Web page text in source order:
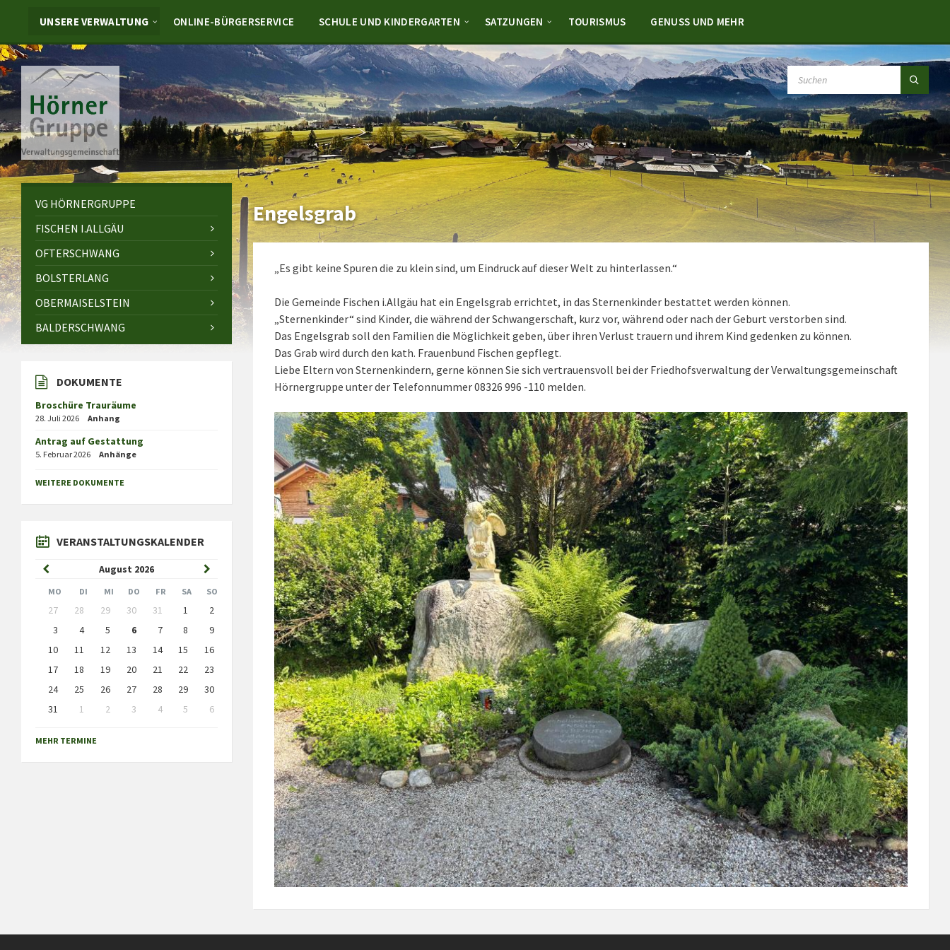
sidebar
UNSERE VERWALTUNG ONLINE-BÜRGERSERVICE SCHULE UND KINDERGARTEN SATZUNGEN TOURISMUS GENUSS UND MEHR
SEARCH:
Engelsgrab
„Es gibt keine Spuren die zu klein sind, um Eindruck auf dieser Welt zu hinterlassen.“
Die Gemeinde Fischen i.Allgäu hat ein Engelsgrab errichtet, in das Sternenkinder bestattet werden können.
„Sternenkinder“ sind Kinder, die während der Schwangerschaft, kurz vor, während oder nach der Geburt verstorben sind.
Das Engelsgrab soll den Familien die Möglichkeit geben, über ihren Verlust trauern und ihrem Kind gedenken zu können.
Das Grab wird durch den kath. Frauenbund Fischen gepflegt.
Liebe Eltern von Sternenkindern, gerne können Sie sich vertrauensvoll bei der Friedhofsverwaltung der Verwaltungsgemeinschaft
Hörnergruppe unter der Telefonnummer 08326 996 -110 melden.
VG HÖRNERGRUPPE
FISCHEN I.ALLGÄU
OFTERSCHWANG
BOLSTERLANG
OBERMAISELSTEIN
BALDERSCHWANG
DOKUMENTE
Broschüre Trauräume
28. Juli 2026 Anhang
Antrag auf Gestattung
5. Februar 2026 Anhänge
WEITERE DOKUMENTE
VERANSTALTUNGSKALENDER
August 2026
Previous
Month
Month
MO DI MI DO FR SA SO
Skip
calendar
days
27 28 29 30 31 1
2
3
4 5 6 7 8
9
10
11 12 13 14 15
16
17
18 19 20 21 22
23
24
25 26 27 28 29
30
31
1 2 3 4 5
6
to
calendar
MEHR TERMINE